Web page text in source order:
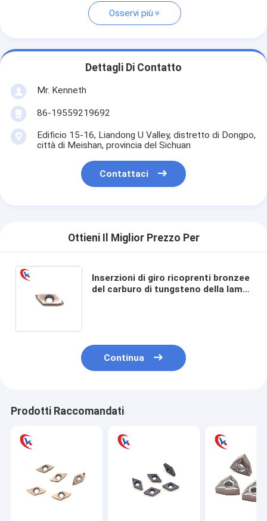
Osservi più
Dettagli Di Contatto
Mr. Kenneth
86-19559219692
Edificio 15-16, Liandong U Valley, distretto di Dongpo,
città di Meishan, provincia del Sichuan
Contattaci
Ottieni Il Miglior Prezzo Per
Inserzioni di giro ricoprenti bronzee
del carburo di tungsteno della lama
Continua
Prodotti Raccomandati